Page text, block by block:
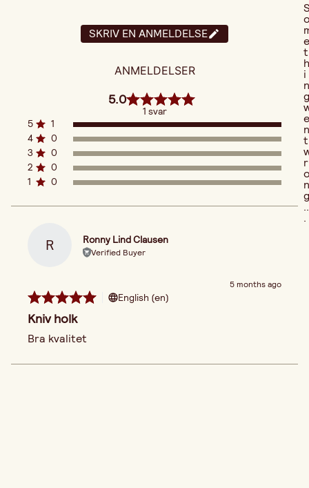
SKRIV EN ANMELDELSE
ANMELDELSER
5.0
1 svar
5
1
4
0
3
0
2
0
1
0
R Ronny Lind Clausen
Verified Buyer
5 months ago
English (en)
Kniv holk
Bra kvalitet
e
t
h
i
n
g
e
n
t
r
n
g
..
.